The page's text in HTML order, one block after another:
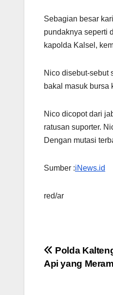
Sebagian besar
pundaknya seperti
kapolda Kalsel,
Nico disebut-sebut
bakal masuk bursa
Nico dicopot dari
ratusan suporter.
Dengan mutasi
Sumber :iNews.id
red/ar
Navigasi
pos
Polda
Api yang